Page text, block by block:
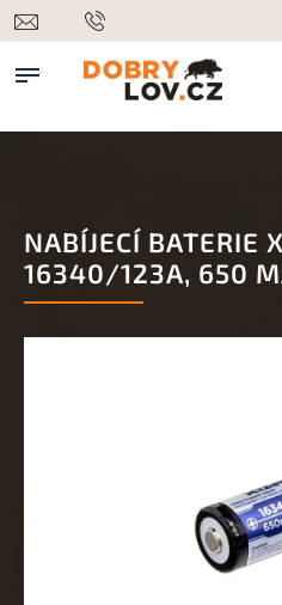
NABÍJECÍ BATERIE
16340/123A, 650